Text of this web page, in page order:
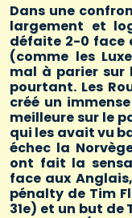
Dans une
largement et
défaite 2-0 face
(comme les
mal à parier sur
pourtant. Les
créé un
meilleure sur le
qui les avait vu
échec la
ont fait la
face aux
pénalty de Tim
31e) et un but